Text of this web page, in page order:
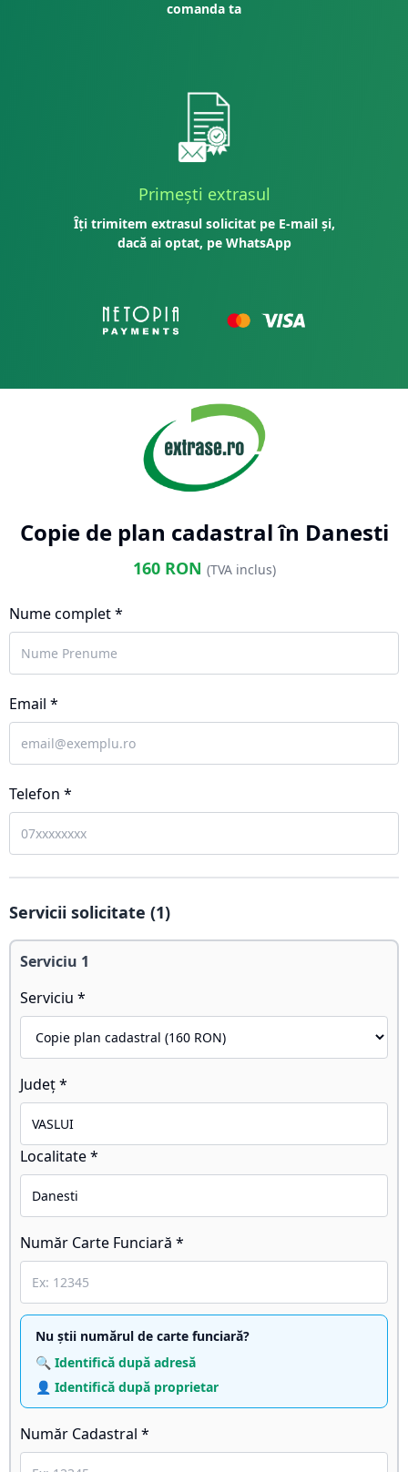
comanda ta
Primești extrasul
Îți trimitem extrasul solicitat pe E-mail și,
dacă ai optat, pe WhatsApp
Copie de plan cadastral în Danesti
160RON (TVA inclus)
Nume complet *
Email *
Telefon *
Servicii solicitate (1)
Serviciu 1
Serviciu *
Județ *
Localitate *
Număr Carte Funciară *
Nu știi numărul de carte funciară?
🔍 Identifică după adresă
👤 Identifică după proprietar
Număr Cadastral *